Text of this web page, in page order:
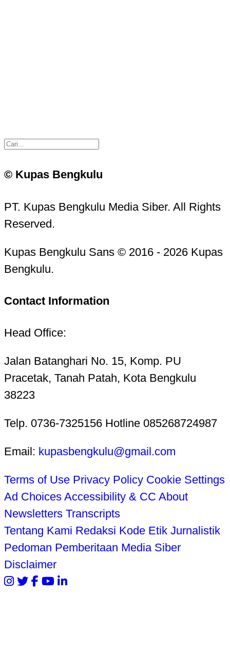
© Kupas Bengkulu
PT. Kupas Bengkulu Media Siber. All Rights
Reserved.
Kupas Bengkulu Sans © 2016 - 2026 Kupas
Bengkulu.
Contact Information
Head Office:
Jalan Batanghari No. 15, Komp. PU
Pracetak, Tanah Patah, Kota Bengkulu
38223
Telp. 0736-7325156 Hotline 085268724987
Email: kupasbengkulu@gmail.com
Terms of Use Privacy Policy Cookie Settings
Ad Choices Accessibility & CC About
Newsletters Transcripts
Tentang Kami Redaksi Kode Etik Jurnalistik
Pedoman Pemberitaan Media Siber
Disclaimer